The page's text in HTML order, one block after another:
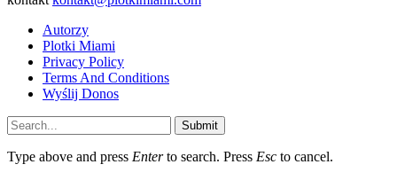
Autorzy
Plotki Miami
Privacy Policy
Terms And Conditions
Wyślij Donos
Submit
Type above and press Enterto search. Press Esc to cancel.